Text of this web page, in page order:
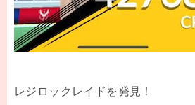
レジロックレイドを発見！